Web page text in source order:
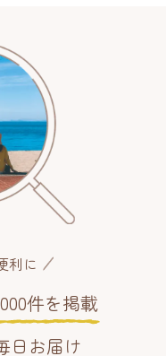
利に
件を掲載
日お届け